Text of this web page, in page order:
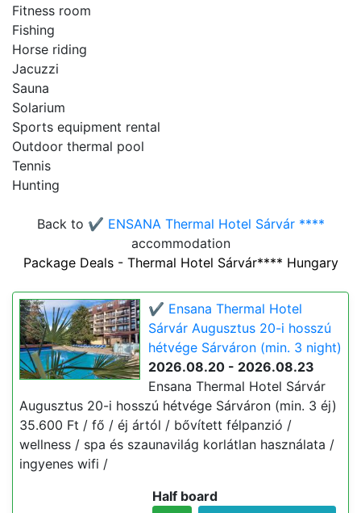
Fitness room
Fishing
Horse riding
Jacuzzi
Sauna
Solarium
Sports equipment rental
Outdoor thermal pool
Tennis
Hunting
Back to ✔️ ENSANA Thermal Hotel Sárvár ****
accommodation
Package Deals - Thermal Hotel Sárvár**** Hungary
✔️ Ensana Thermal Hotel
Sárvár Augusztus 20-i hosszú
hétvége Sárváron (min. 3 night)
2026.08.20 - 2026.08.23
Ensana Thermal Hotel Sárvár
Augusztus 20-i hosszú hétvége Sárváron (min. 3 éj)
35.600 Ft / fő / éj ártól / bővített félpanzió /
wellness / spa és szaunavilág korlátlan használata /
ingyenes wifi /
Half board